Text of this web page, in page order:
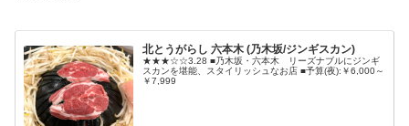
北とうがらし 六本木 (乃木坂/ジンギスカン)
★★★☆☆3.28 ■乃木坂・六本木 リーズナブルにジンギ
スカンを堪能、スタイリッシュなお店 ■予算(夜):￥6,000～
￥7,999